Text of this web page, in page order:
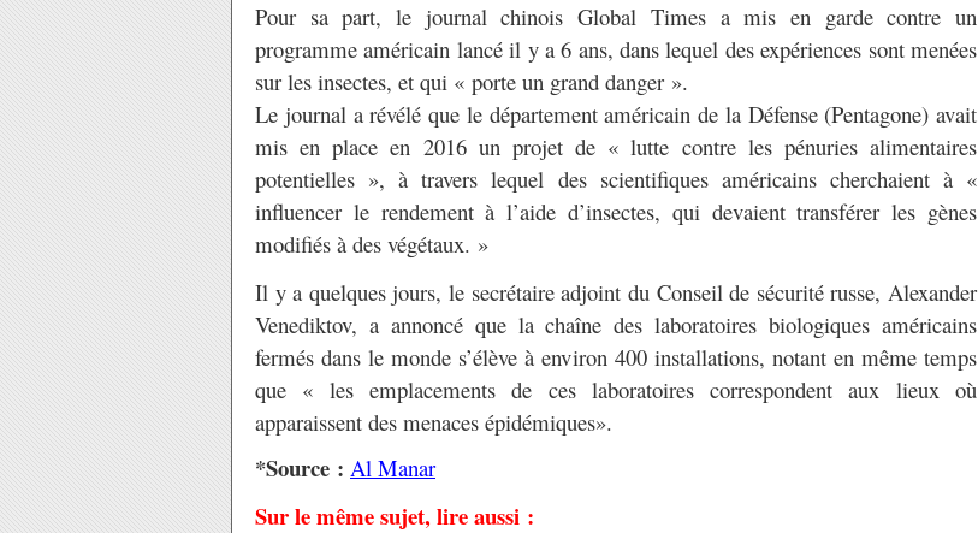
Pour sa part, le journal chinois Global Times a mis en garde contre un
programme américain lancé il y a 6 ans, dans lequel des expériences sont menées
sur les insectes, et qui « porte un grand danger ».
Le journal a révélé que le département américain de la Défense (Pentagone) avait
mis en place en 2016 un projet de « lutte contre les pénuries alimentaires
potentielles », à travers lequel des scientifiques américains cherchaient à «
influencer le rendement à l’aide d’insectes, qui devaient transférer les gènes
modifiés à des végétaux. »
Il y a quelques jours, le secrétaire adjoint du Conseil de sécurité russe, Alexander
Venediktov, a annoncé que la chaîne des laboratoires biologiques américains
fermés dans le monde s’élève à environ 400 installations, notant en même temps
que « les emplacements de ces laboratoires correspondent aux lieux où
apparaissent des menaces épidémiques».
*Source : Al Manar
Sur le même sujet, lire aussi :